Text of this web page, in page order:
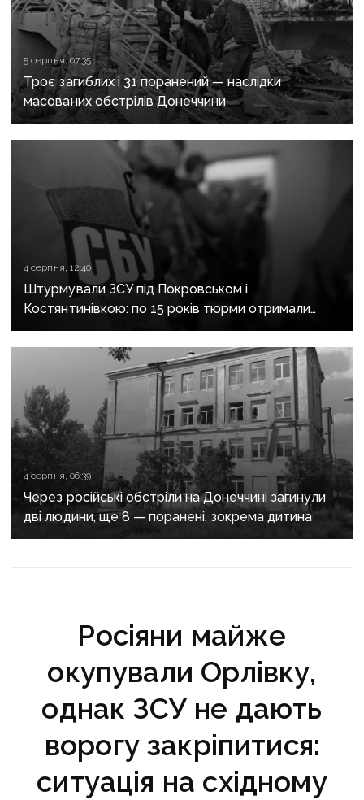
5 серпня, 07:35
Троє загиблих і 31 поранений — наслідки
масованих обстрілів Донеччини
4 серпня, 12:40
Штурмували ЗСУ під Покровськом і
Костянтинівкою: по 15 років тюрми отримали
десятеро бойовиків, які воювали на боці рф
4 серпня, 06:39
Через російські обстріли на Донеччині загинули
дві людини, ще 8 — поранені, зокрема дитина
Росіяни майже
окупували Орлівку,
однак ЗСУ не дають
ворогу закріпитися:
ситуація на східному